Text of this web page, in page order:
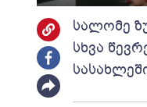
სალომე
სხვა